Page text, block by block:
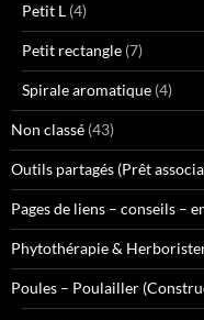
Petit L (4)
Petit rectangle (7)
Spirale aromatique (4)
Non classé (43)
Outils partagés (Prêt
Pages de liens – conseils –
Phytothérapie &
Poules – Poulailler